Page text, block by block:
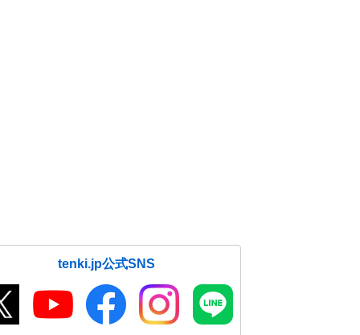
tenki.jp公式SNS